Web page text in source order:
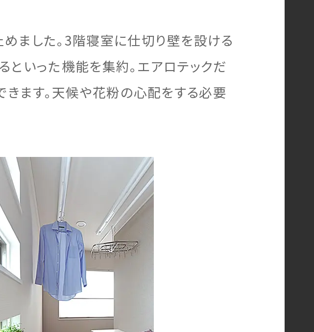
ました。3階寝室に仕切り壁を設ける
といった機能を集約。エアロテックだ
ます。天候や花粉の心配をする必要